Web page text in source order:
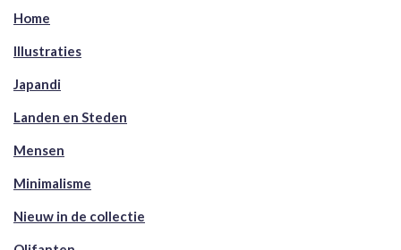
Home
Illustraties
Japandi
Landen en Steden
Mensen
Minimalisme
Nieuw in de collectie